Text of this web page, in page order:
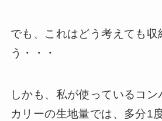
でも、これはどう考えても収
う・・・
しかも、私が使っているコ
カリーの生地量では、多分1